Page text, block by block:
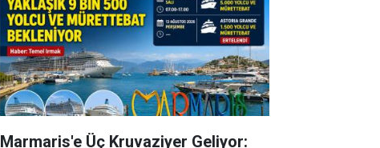
Marmaris'e Üç Kruvaziyer Geliyor: